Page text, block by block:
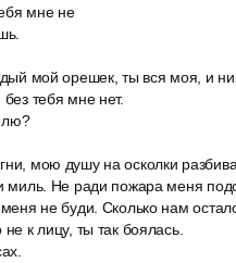
мне не
мой орешек, ты вся моя, и
тебя мне нет.
лю?
мою душу на осколки
миль. Не ради пожара меня
не буди. Сколько нам
к лицу, ты так боялась.